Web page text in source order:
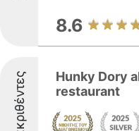
8.6
Διακριθέντες
Hunky Dory
restaurant